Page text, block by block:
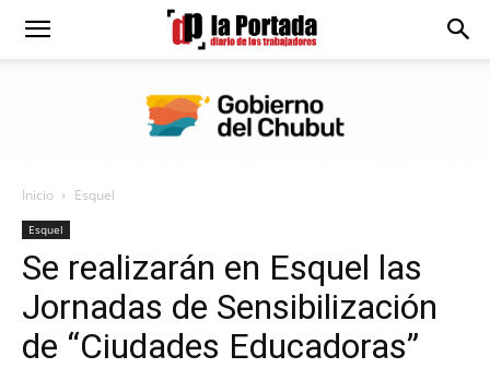
Diario
Portada
Inicio Esquel
Esquel
Se realizarán en Esquel las
Jornadas de Sensibilización
de “Ciudades Educadoras”